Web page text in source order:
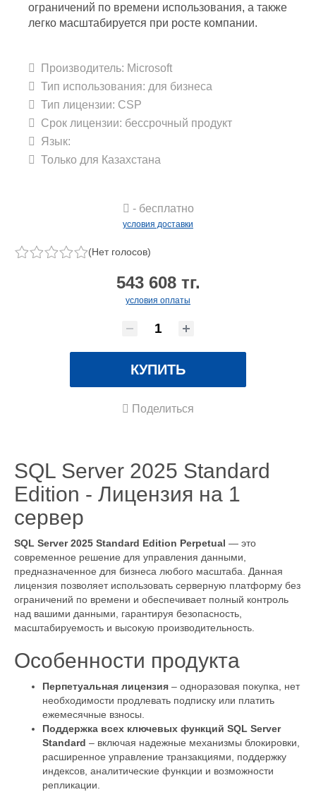
ограничений по времени использования, а также
легко масштабируется при росте компании.
Производитель: Microsoft
Тип использования: для бизнеса
Тип лицензии: CSP
Срок лицензии: беcсрочный продукт
Язык:
Только для Казахстана
- бесплатно
условия доставки
(Нет голосов)
543 608 тг.
условия оплаты
КУПИТЬ
Поделиться
SQL Server 2025 Standard
Edition - Лицензия на 1
сервер
SQL Server 2025 Standard Edition Perpetual — это
современное решение для управления данными,
предназначенное для бизнеса любого масштаба. Данная
лицензия позволяет использовать серверную платформу без
ограничений по времени и обеспечивает полный контроль
над вашими данными, гарантируя безопасность,
масштабируемость и высокую производительность.
Особенности продукта
Перпетуальная лицензия – одноразовая покупка, нет
необходимости продлевать подписку или платить
ежемесячные взносы.
Поддержка всех ключевых функций SQL Server
Standard – включая надежные механизмы блокировки,
расширенное управление транзакциями, поддержку
индексов, аналитические функции и возможности
репликации.